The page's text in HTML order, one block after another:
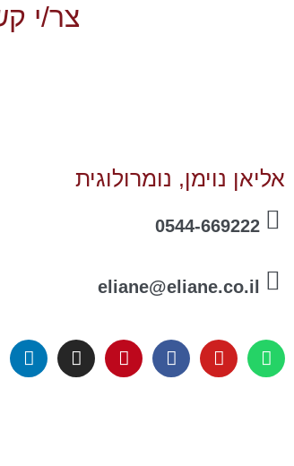
צר/י
אליאן נוימן, נומרולוגית
0544-669222
eliane@eliane.co.il